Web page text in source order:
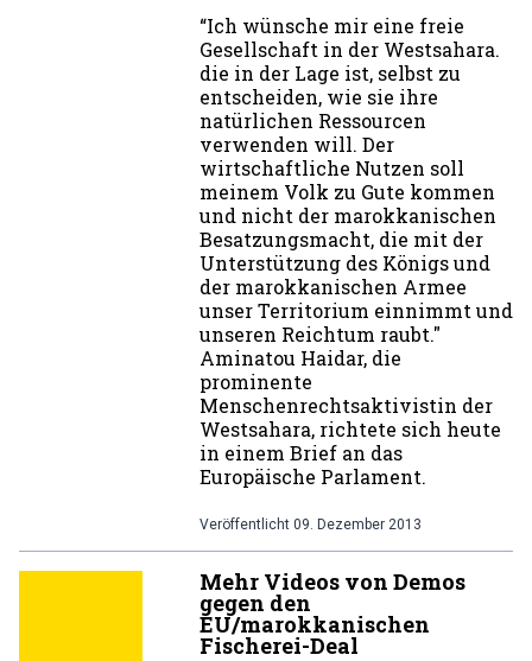
“Ich wünsche mir eine freie
Gesellschaft in der Westsahara.
die in der Lage ist, selbst zu
entscheiden, wie sie ihre
natürlichen Ressourcen
verwenden will. Der
wirtschaftliche Nutzen soll
meinem Volk zu Gute kommen
und nicht der marokkanischen
Besatzungsmacht, die mit der
Unterstützung des Königs und
der marokkanischen Armee
unser Territorium einnimmt und
unseren Reichtum raubt."
Aminatou Haidar, die
prominente
Menschenrechtsaktivistin der
Westsahara, richtete sich heute
in einem Brief an das
Europäische Parlament.
Veröffentlicht 09. Dezember 2013
Mehr Videos von Demos
gegen den
EU/marokkanischen
Fischerei-Deal